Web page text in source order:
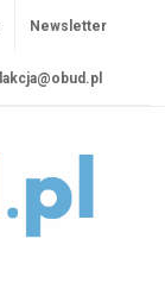
Newsletter